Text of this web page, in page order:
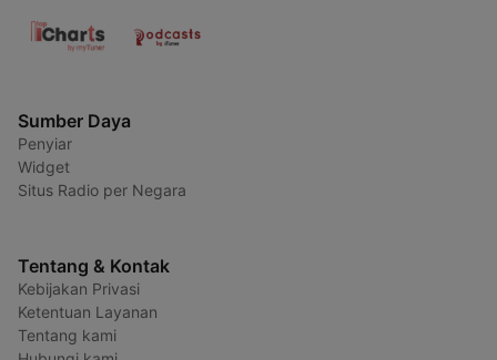
Sumber Daya
Penyiar
Widget
Situs Radio per Negara
Tentang & Kontak
Kebijakan Privasi
Ketentuan Layanan
Tentang kami